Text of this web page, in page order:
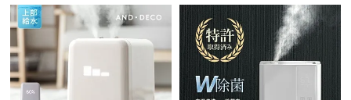
に
つ
い
て